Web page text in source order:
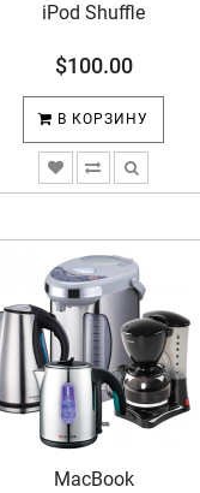
iPod Shuffle
$100.00
В КОРЗИНУ
MacBook